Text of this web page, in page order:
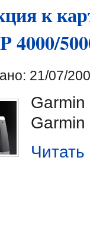
к
4000/
21/07/